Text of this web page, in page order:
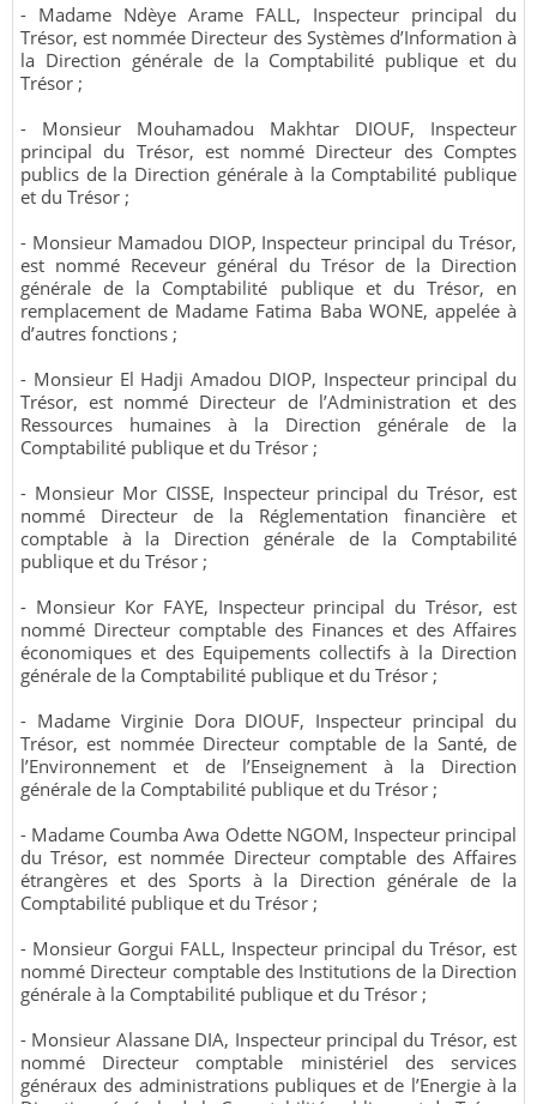
- Madame Ndèye Arame FALL, Inspecteur principal du
Trésor, est nommée Directeur des Systèmes d’Information à
la Direction générale de la Comptabilité publique et du
Trésor ;
- Monsieur Mouhamadou Makhtar DIOUF, Inspecteur
principal du Trésor, est nommé Directeur des Comptes
publics de la Direction générale à la Comptabilité publique
et du Trésor ;
- Monsieur Mamadou DIOP, Inspecteur principal du Trésor,
est nommé Receveur général du Trésor de la Direction
générale de la Comptabilité publique et du Trésor, en
remplacement de Madame Fatima Baba WONE, appelée à
d’autres fonctions ;
- Monsieur El Hadji Amadou DIOP, Inspecteur principal du
Trésor, est nommé Directeur de l’Administration et des
Ressources humaines à la Direction générale de la
Comptabilité publique et du Trésor ;
- Monsieur Mor CISSE, Inspecteur principal du Trésor, est
nommé Directeur de la Réglementation financière et
comptable à la Direction générale de la Comptabilité
publique et du Trésor ;
- Monsieur Kor FAYE, Inspecteur principal du Trésor, est
nommé Directeur comptable des Finances et des Affaires
économiques et des Equipements collectifs à la Direction
générale de la Comptabilité publique et du Trésor ;
- Madame Virginie Dora DIOUF, Inspecteur principal du
Trésor, est nommée Directeur comptable de la Santé, de
l’Environnement et de l’Enseignement à la Direction
générale de la Comptabilité publique et du Trésor ;
- Madame Coumba Awa Odette NGOM, Inspecteur principal
du Trésor, est nommée Directeur comptable des Affaires
étrangères et des Sports à la Direction générale de la
Comptabilité publique et du Trésor ;
- Monsieur Gorgui FALL, Inspecteur principal du Trésor, est
nommé Directeur comptable des Institutions de la Direction
générale à la Comptabilité publique et du Trésor ;
- Monsieur Alassane DIA, Inspecteur principal du Trésor, est
nommé Directeur comptable ministériel des services
généraux des administrations publiques et de l’Energie à la